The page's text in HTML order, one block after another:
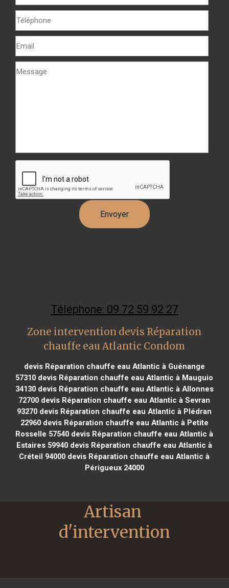
Téléphone: 09 72 59 92 27
Zone intervention devis Réparation
chauffe eau Atlantic Condom
devis Réparation chauffe eau Atlantic à Guénange
57310 devis Réparation chauffe eau Atlantic à Mauguio
34130devis Réparation chauffe eau Atlantic à Allonnes
72700 devis Réparation chauffe eau Atlantic à Sevran
93270 devis Réparation chauffe eau Atlantic à Plédran
22960devis Réparation chauffe eau Atlantic à Petite
Rosselle 57540 devis Réparation chauffe eau Atlantic à
Estaires 59940 devis Réparation chauffe eau Atlantic à
Créteil 94000 devis Réparation chauffe eau Atlantic à
Périgueux 24000
Artisan
d'intervention